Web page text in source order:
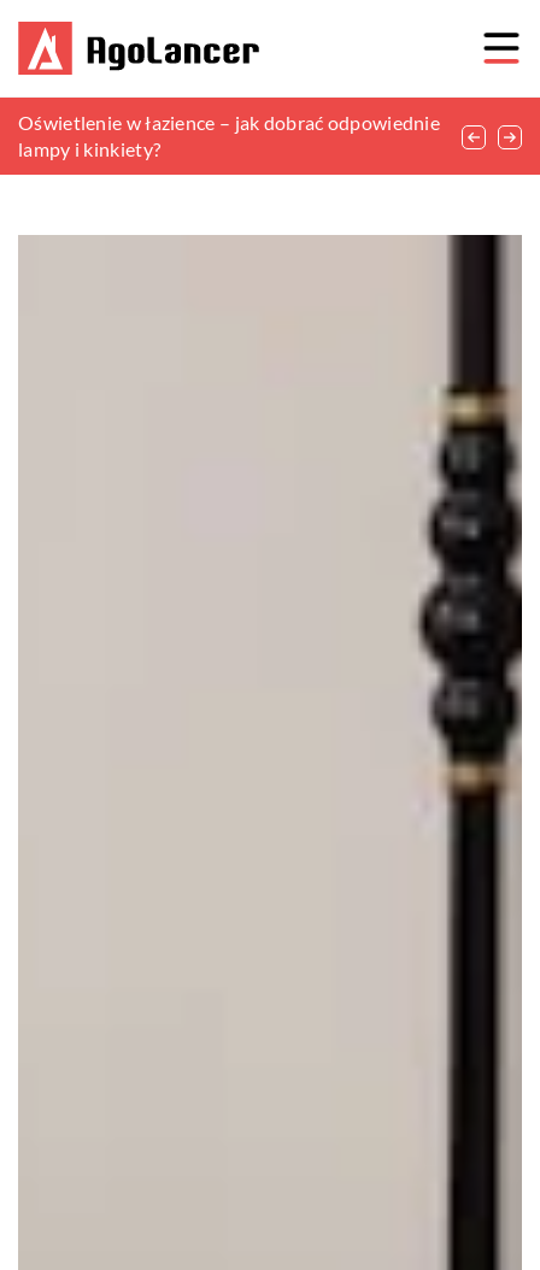
Jak wykorzystać maty wiklinowe do stworzenia
przytulnej przestrzeni na balkonie?
Oświetlenie w łazience – jak dobrać odpowiednie
lampy i kinkiety?
Najlepsze sposoby na aranżację i dekorację
pokoju dziennego